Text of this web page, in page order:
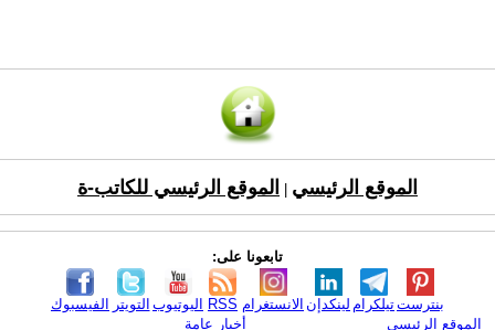
الموقع الرئيسي الموقع الرئيسي للكاتب-ة
تابعونا على:
الفيسبوك التويتر اليوتيوب RSS الانستغرام لينكدإن تيلكرامبنترست
الموقع الرئيسي
أخبار عامة